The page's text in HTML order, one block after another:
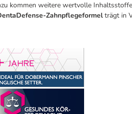
kommen weitere wertvolle
Zahnpflegeformelträgt in